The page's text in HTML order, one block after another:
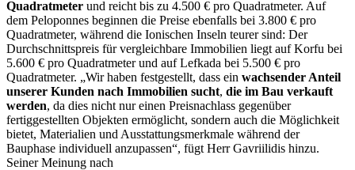
Quadratmeter und reicht bis zu 4.500 € pro Quadratmeter. Auf
dem Peloponnes beginnen die Preise ebenfalls bei 3.800 € pro
Quadratmeter, während die Ionischen Inseln teurer sind: Der
Durchschnittspreis für vergleichbare Immobilien liegt auf Korfu bei
5.600 € pro Quadratmeter und auf Lefkada bei 5.500 € pro
Quadratmeter. „Wir haben festgestellt, dass ein wachsender Anteil
unserer Kunden nach Immobilien sucht, die im Bau verkauft
werden, da dies nicht nur einen Preisnachlass gegenüber
fertiggestellten Objekten ermöglicht, sondern auch die Möglichkeit
bietet, Materialien und Ausstattungsmerkmale während der
Bauphase individuell anzupassen“, fügt Herr Gavriilidis hinzu.
Seiner Meinung nach